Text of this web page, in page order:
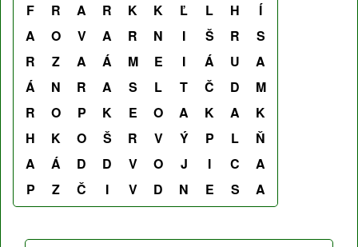
F
R A R K K Ľ L H
Í
A
O V A R N I Š R
S
R
Z A Á M E I Á U
A
Á
N R A S L T Č D
M
R
O P K E O A K A
K
H
K O Š R V Ý P L
Ň
A
Á D D V O J I C
A
P
Z Č I V D N E S A